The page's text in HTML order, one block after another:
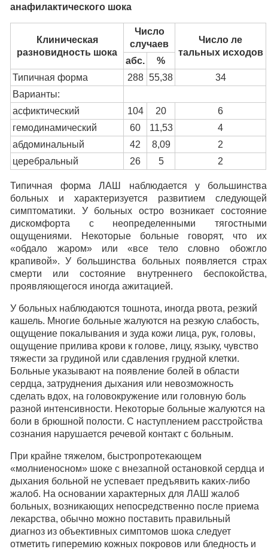
анафилактического шока
Клиническая
разновидность шока
Число
случаев
Число ле
тальных исходов
абс.
%
Типичная форма
288 55,38
34
Варианты:
асфиктический
104 20
6
гемодинамический
60 11,53
4
абдоминальный
42 8,09
2
церебральный
26 5 2
Типичная форма ЛАШ наблюдается у большинства
больных и характеризуется развитием следующей
симптоматики. У больных остро возникает состояние
дискомфорта с неопределенными тягостными
ощущениями. Некоторые больные говорят, что их
«обдало жаром» или «все тело словно обожгло
крапивой». У большинства больных появляется страх
смерти или состояние внутреннего беспокойства,
проявляющегося иногда ажитацией.
У больных наблюдаются тошнота, иногда рвота, резкий
кашель. Многие больные жалуются на резкую слабость,
ощущение покалывания и зуда кожи лица, рук, головы,
ощущение прилива крови к голове, лицу, языку, чувство
тяжести за грудиной или сдавления грудной клетки.
Больные указывают на появление болей в области
сердца, затруднения дыхания или невозможность
сделать вдох, на головокружение или головную боль
разной интенсивности. Некоторые больные жалуются на
боли в брюшной полости. С наступлением расстройства
сознания нарушается речевой контакт с больным.
При крайне тяжелом, быстропротекающем
«молниеносном» шоке с внезапной остановкой сердца и
дыхания больной не успевает предъявить каких-либо
жалоб. На основании характерных для ЛАШ жалоб
больных, возникающих непосредственно после приема
лекарства, обычно можно поставить правильный
диагноз из объективных симптомов шока следует
отметить гиперемию кожных покровов или бледность и